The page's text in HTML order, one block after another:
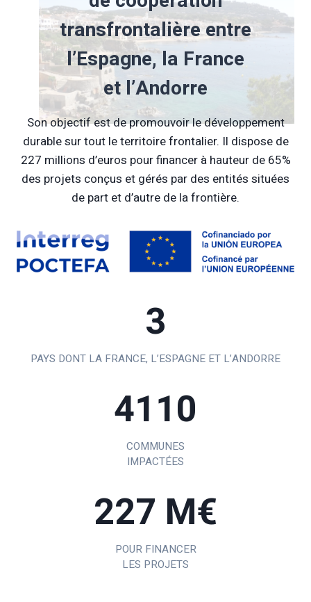
transfrontalière entre
l’Espagne, la France
et l’Andorre
Son objectif est de promouvoir le développement
durable sur tout le territoire frontalier. Il dispose de
227 millions d’euros pour financer à hauteur de 65%
des projets conçus et gérés par des entités situées
de part et d’autre de la frontière.
3
PAYS DONT LA FRANCE, L’ESPAGNE ET L’ANDORRE
4110
COMMUNES
IMPACTÉES
227 M€
POUR FINANCER
LES PROJETS